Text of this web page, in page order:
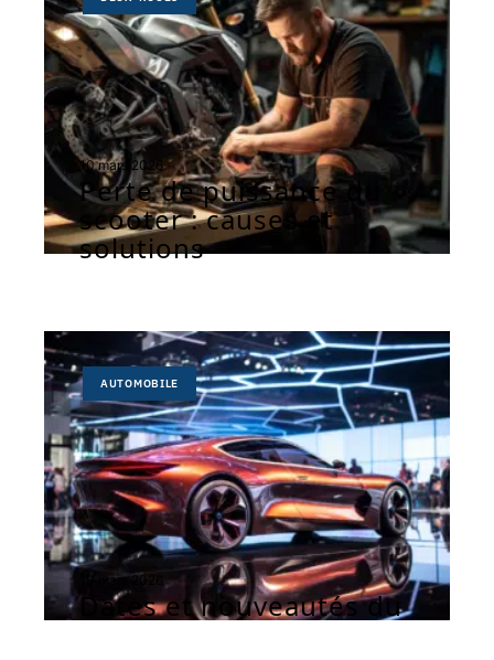
10 mars 2026
Perte de puissance du
scooter : causes et
solutions
AUTOMOBILE
10 mars 2026
Dates et nouveautés du